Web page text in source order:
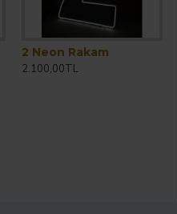
2 Neon Rakam
2.100,00TL